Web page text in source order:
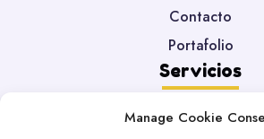
Manage Cookie
Contacto
Portafolio
Servicios
Desarrollo Web